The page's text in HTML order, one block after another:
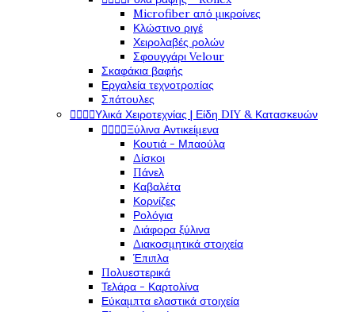
Microfiber από μικροίνες
Κλώστινο ριγέ
Χειρολαβές ρολών
Σφουγγάρι Velour
Σκαφάκια βαφής
Εργαλεία τεχνοτροπίας
Σπάτουλες
Υλικά Χειροτεχνίας | Είδη DIY & Κατασκευών
Ξύλινα Αντικείμενα
Κουτιά - Μπαούλα
Δίσκοι
Πάνελ
Καβαλέτα
Κορνίζες
Ρολόγια
Διάφορα ξύλινα
Διακοσμητικά στοιχεία
Έπιπλα
Πολυεστερικά
Τελάρα - Καρτολίνα
Εύκαμπτα ελαστικά στοιχεία